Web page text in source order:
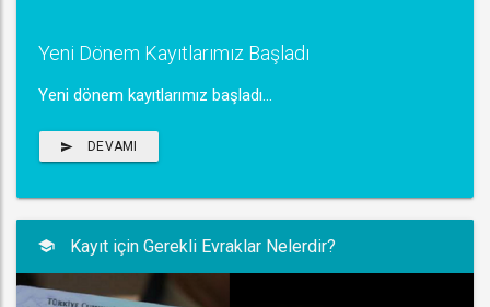
Yeni Dönem Kayıtlarımız Başladı
Yeni dönem kayıtlarımız başladı...
DEVAMI
Kayıt için Gerekli Evraklar Nelerdir?